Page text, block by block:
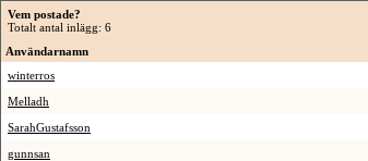
Vem postade?
Totalt antal inlägg: 6
Användarnamn
winterros
Melladh
SarahGustafsson
gunnsan